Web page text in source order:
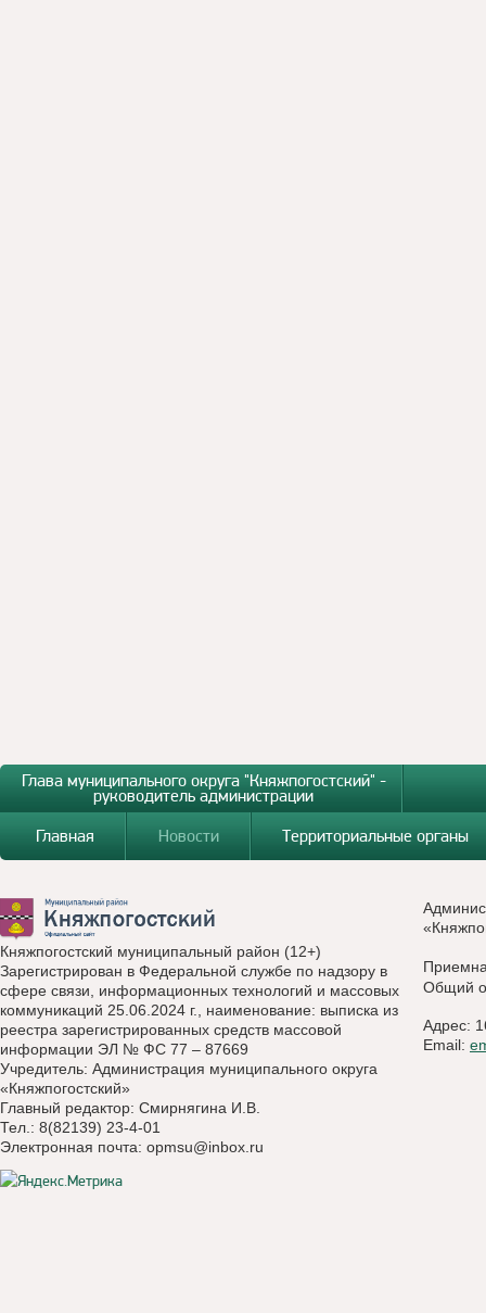
Глава муниципального округа "Княжпогостский" -
руководитель администрации
Главная
Новости Территориальные органы
Княжпогостский муниципальный район (12+)
Зарегистрирован в Федеральной службе по надзору в
сфере связи, информационных технологий и массовых
коммуникаций 25.06.2024 г., наименование: выписка из
реестра зарегистрированных средств массовой
информации ЭЛ № ФС 77 – 87669
Учредитель: Администрация муниципального округа
«Княжпогостский»
Главный редактор: Смирнягина И.В.
Тел.: 8(82139) 23-4-01
Электронная почта: opmsu@inbox.ru
Общий
Адрес:
Email: